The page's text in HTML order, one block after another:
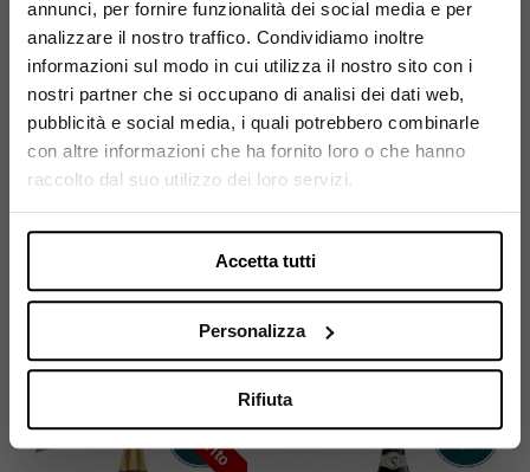
annunci, per fornire funzionalità dei social media e per
analizzare il nostro traffico. Condividiamo inoltre
informazioni sul modo in cui utilizza il nostro sito con i
nostri partner che si occupano di analisi dei dati web,
pubblicità e social media, i quali potrebbero combinarle
con altre informazioni che ha fornito loro o che hanno
raccolto dal suo utilizzo dei loro servizi.
Accetta tutti
Personalizza
Rifiuta
MOSNEL
Mosnel Franciacorta
EBB Extra Brut
Millesimato 2015
MOSNEL
Mosnel Franciacorta
Parosé Millesimato
2016
Esaurito
Sei maggiorenne?
Utilizza il coupon NEWENOVELY
per avere un 10% di sconto sul tuo primo ordine!
Si, sono maggiorenne.